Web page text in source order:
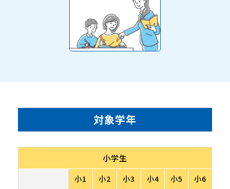
対象学年
小学生
小1 小2 小3 小4 小5
小6